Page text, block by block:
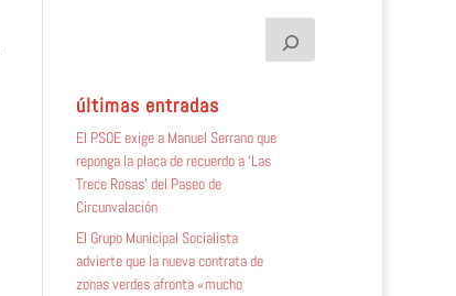
últimas entradas
El PSOE exige a Manuel Serrano que
reponga la placa de recuerdo a ‘Las
Trece Rosas’ del Paseo de
Circunvalación
El Grupo Municipal Socialista
advierte que la nueva contrata de
zonas verdes afronta «mucho